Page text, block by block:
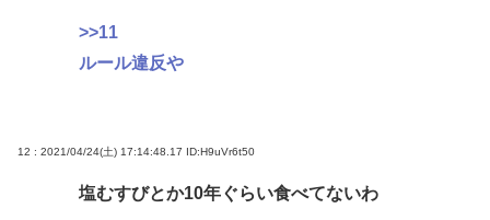
>>11
ルール違反や
12 : 2021/04/24(土) 17:14:48.17 ID:H9uVr6t50
塩むすびとか10年ぐらい食べてないわ